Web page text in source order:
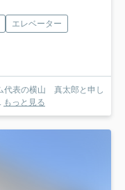
エレベーター
代表の横山 真太郎と申し
もっと見る